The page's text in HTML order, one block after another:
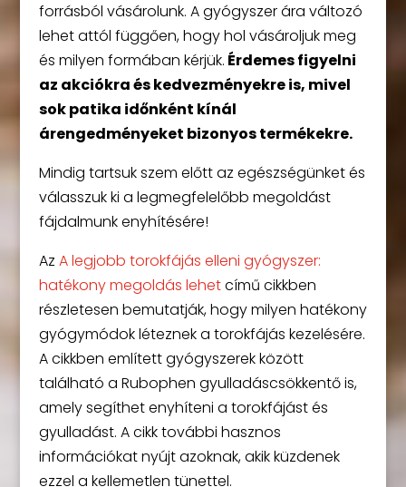
forrásból vásárolunk. A gyógyszer ára változó
lehet attól függően, hogy hol vásároljuk meg
és milyen formában kérjük. Érdemes figyelni
az akciókra és kedvezményekre is, mivel
sok patika időnként kínál
árengedményeket bizonyos termékekre.
Mindig tartsuk szem előtt az egészségünket és
válasszuk ki a legmegfelelőbb megoldást
fájdalmunk enyhítésére!
Az A legjobb torokfájás elleni gyógyszer:
hatékony megoldás lehetcímű cikkben
részletesen bemutatják, hogy milyen hatékony
gyógymódok léteznek a torokfájás kezelésére.
A cikkben említett gyógyszerek között
található a Rubophen gyulladáscsökkentő is,
amely segíthet enyhíteni a torokfájást és
gyulladást. A cikk további hasznos
információkat nyújt azoknak, akik küzdenek
ezzel a kellemetlen tünettel.